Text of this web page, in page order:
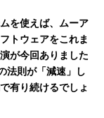
を使えば、ムーア
トウェアをこれま
が今回ありました
法則が「減速」し
有り続けるでしょ